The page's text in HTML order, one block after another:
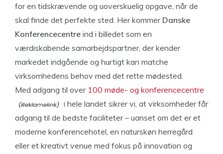
for en tidskrævende og uoverskuelig opgave, når de
skal finde det perfekte sted. Her kommer Danske
Konferencecentre ind i billedet som en
værdiskabende samarbejdspartner, der kender
markedet indgående og hurtigt kan matche
virksomhedens behov med det rette mødested.
Med adgang til over 100 møde- og konferencecentre
i hele landet sikrer vi, at virksomheder får
adgang til de bedste faciliteter – uanset om det er et
moderne konferencehotel, en naturskøn herregård
eller et kreativt venue med fokus på innovation og